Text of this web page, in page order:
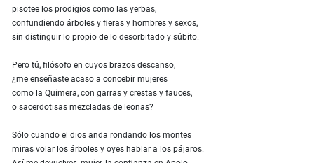
pisotee los prodigios como las yerbas,
confundiendo árboles y fieras y hombres y sexos,
sin distinguir lo propio de lo desorbitado y súbito.
Pero tú, filósofo en cuyos brazos descanso,
¿me enseñaste acaso a concebir mujeres
como la Quimera, con garras y crestas y fauces,
o sacerdotisas mezcladas de leonas?
Sólo cuando el dios anda rondando los montes
miras volar los árboles y oyes hablar a los pájaros.